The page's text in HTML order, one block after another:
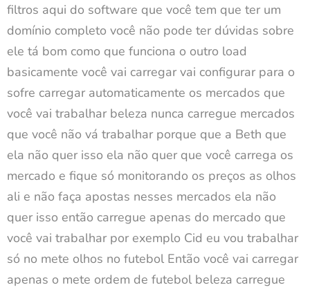
filtros aqui do software que você tem que ter um
domínio completo você não pode ter dúvidas sobre
ele tá bom como que funciona o outro load
basicamente você vai carregar vai configurar para o
sofre carregar automaticamente os mercados que
você vai trabalhar beleza nunca carregue mercados
que você não vá trabalhar porque que a Beth que
ela não quer isso ela não quer que você carrega os
mercado e fique só monitorando os preços as olhos
ali e não faça apostas nesses mercados ela não
quer isso então carregue apenas do mercado que
você vai trabalhar por exemplo Cid eu vou trabalhar
só no mete olhos no futebol Então você vai carregar
apenas o mete ordem de futebol beleza carregue